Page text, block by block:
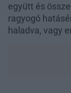
együtt és
ragyogó
haladva, vagy